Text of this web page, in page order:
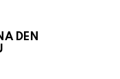
DEN